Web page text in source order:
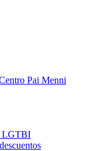
Pai Menni
LGTBI